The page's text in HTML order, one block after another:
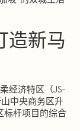
造新马
经济特区（JS-
山中央商务区升
标杆项目的综合